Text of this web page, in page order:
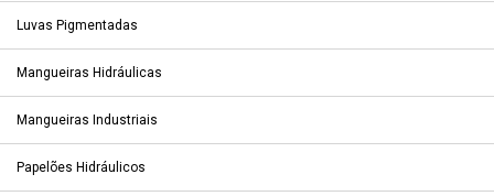
Luvas Pigmentadas
Mangueiras Hidráulicas
Mangueiras Industriais
Papelões Hidráulicos